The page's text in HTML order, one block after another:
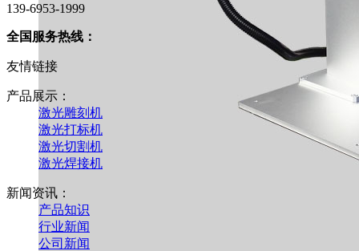
139-6953-1999
全国服务热线：
友情链接
产品展示：
激光雕刻机
激光打标机
激光切割机
激光焊接机
新闻资讯：
产品知识
行业新闻
公司新闻